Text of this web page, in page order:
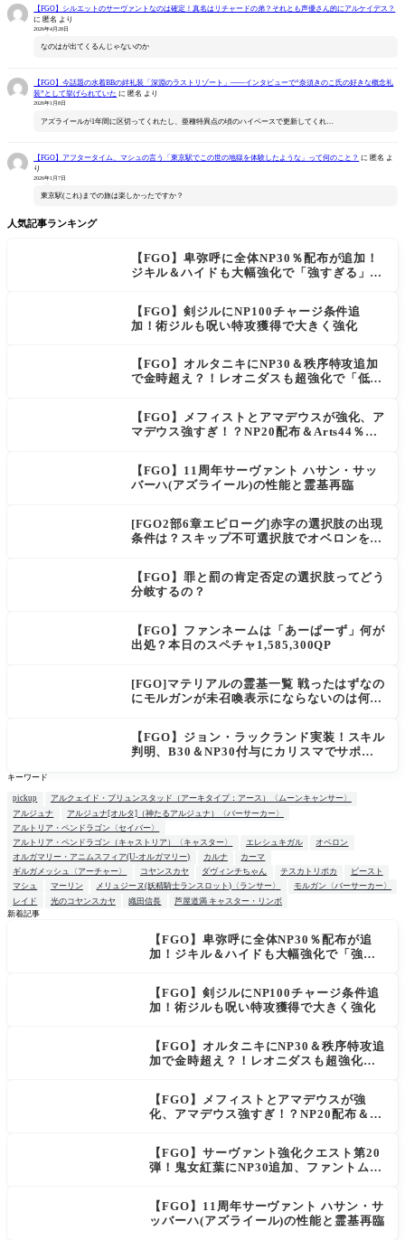
【FGO】シルエットのサーヴァントなのは確定！真名はリチャードの弟？それとも声優さん的にアルケイデス？
に 匿名 より
2026年4月28日
なのはが出てくるんじゃないのか
【FGO】今話題の水着BBの絆礼装「深淵のラストリゾート」――インタビューで“奈須きのこ氏の好きな概念礼
装”として挙げられていた に 匿名 より
2026年1月8日
アズライールが1年間に区切ってくれたし、亜種特異点の頃のハイペースで更新してくれ…
【FGO】アフタータイム、マシュの言う「東京駅でこの世の地獄を体験したような」って何のこと？ に 匿名 よ
り
2026年1月7日
東京駅(これ)までの旅は楽しかったですか？
人気記事ランキング
【FGO】卑弥呼に全体NP30％配布が追加！
ジキル＆ハイドも大幅強化で「強すぎる」の
【FGO】剣ジルにNP100チャージ条件追
加！術ジルも呪い特攻獲得で大きく強化
【FGO】オルタニキにNP30＆秩序特攻追加
で金時超え？！レオニダスも超強化で「低レ
【FGO】メフィストとアマデウスが強化、ア
マデウス強すぎ！？NP20配布＆Arts44％強
【FGO】11周年サーヴァント ハサン・サッ
バーハ(アズライール)の性能と霊基再臨
[FGO2部6章エピローグ]赤字の選択肢の出現
条件は？スキップ不可選択肢でオベロンを疑
上がり出てくる
【FGO】罪と罰の肯定否定の選択肢ってどう
分岐するの？
【FGO】ファンネームは「あーぱーず」何が
出処？本日のスペチャ1,585,300QP
[FGO]マテリアルの霊基一覧 戦ったはずなの
にモルガンが未召喚表示にならないのは何
【FGO】ジョン・ラックランド実装！スキル
判明、B30＆NP30付与にカリスマでサポ性
キーワード
pickup
アルクェイド・ブリュンスタッド（アーキタイプ：アース）〈ムーンキャンサー〉
アルジュナ
アルジュナ[オルタ]（神たるアルジュナ）〈バーサーカー〉
アルトリア・ペンドラゴン〈セイバー〉
アルトリア・ペンドラゴン（キャストリア）〈キャスター〉
エレシュキガル
オベロン
オルガマリー・アニムスフィア(U-オルガマリー)
カルナ
カーマ
ギルガメッシュ〈アーチャー〉
コヤンスカヤ ダヴィンチちゃん テスカトリポカ
ビースト
マシュ
マーリン メリュジーヌ(妖精騎士ランスロット)〈ランサー〉
モルガン〈バーサーカー〉
レイド
光のコヤンスカヤ 織田信長
芦屋道満 キャスター・リンボ
新着記事
【FGO】卑弥呼に全体NP30％配布が追
加！ジキル＆ハイドも大幅強化で「強す
【FGO】剣ジルにNP100チャージ条件追
加！術ジルも呪い特攻獲得で大きく強化
【FGO】オルタニキにNP30＆秩序特攻追
加で金時超え？！レオニダスも超強化で
【FGO】メフィストとアマデウスが強
化、アマデウス強すぎ！？NP20配布＆Ar
【FGO】サーヴァント強化クエスト第20
弾！鬼女紅葉にNP30追加、ファントムも
【FGO】11周年サーヴァント ハサン・サ
ッバーハ(アズライール)の性能と霊基再臨